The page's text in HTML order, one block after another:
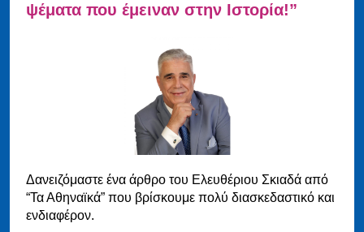
ψέματα που έμειναν στην Ιστορία!”
Δανειζόμαστε ένα άρθρο του Ελευθέριου Σκιαδά από
“Τα Αθηναϊκά” που βρίσκουμε πολύ διασκεδαστικό και
ενδιαφέρον.